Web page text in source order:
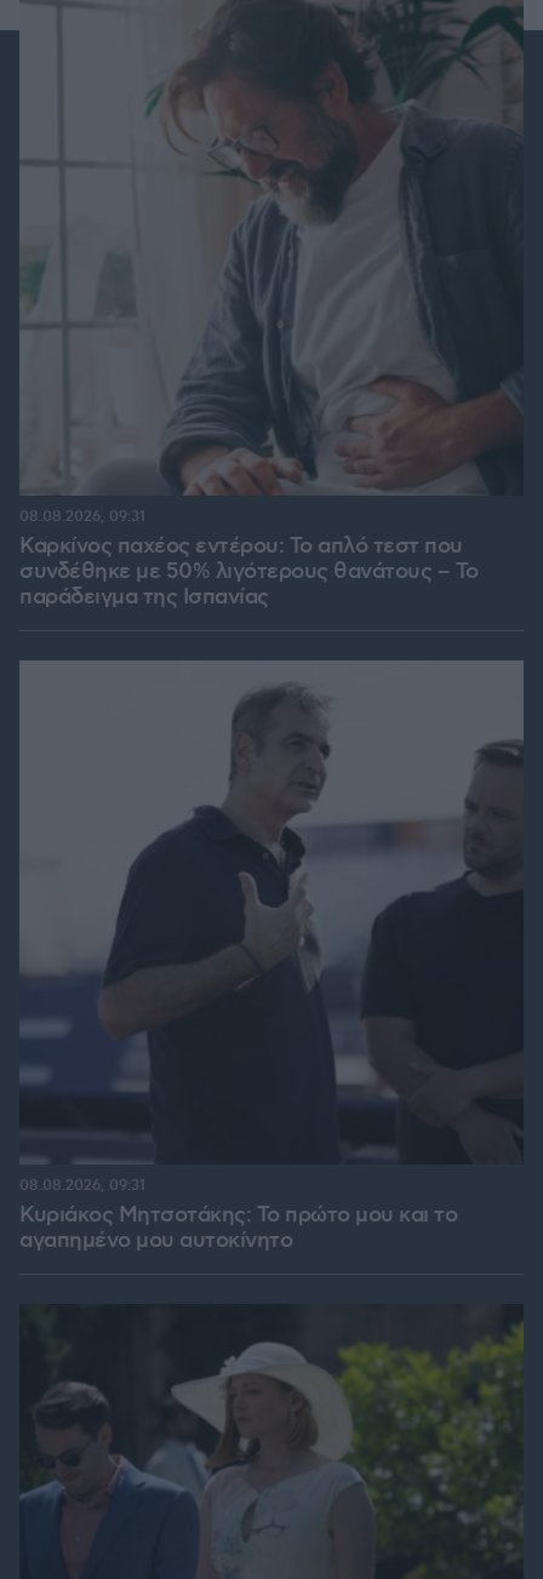
Καρκίνος παχέος εντέρου: Το απλό τεστ που
συνδέθηκε με 50% λιγότερους θανάτους – Το
παράδειγμα της Ισπανίας
08.08.2026, 09:31
Κυριάκος Μητσοτάκης: Το πρώτο μου και το
αγαπημένο μου αυτοκίνητο
08.08.2026, 09:31